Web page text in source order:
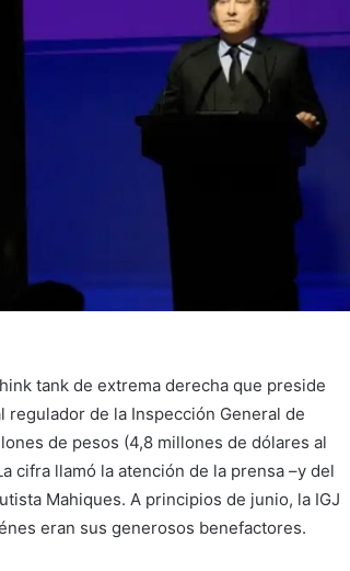
tank de extrema derecha que preside
de la Inspección General de
de pesos (4,8 millones de dólares al
cifra llamó la atención de la prensa –y del
Mahiques. A principios de junio, la IGJ
eran sus generosos benefactores.